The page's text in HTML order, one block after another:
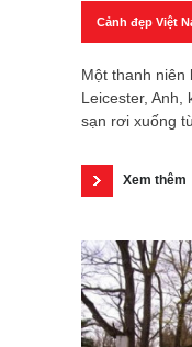
Cảnh đẹp Việt
Một thanh
Leicester, Anh,
sạn rơi xuống
Xem thêm